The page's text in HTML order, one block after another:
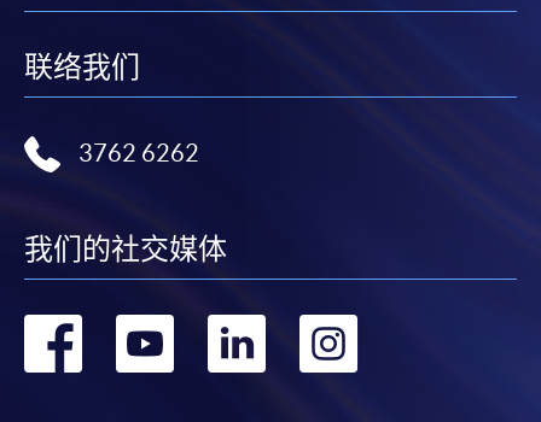
联络我们
3762 6262
我们的社交媒体
转 转 转 转